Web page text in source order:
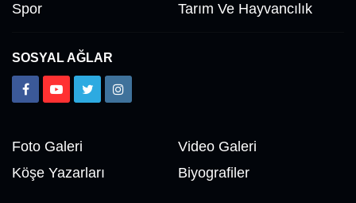
Hakkı EMİROĞLU
Nedim AYDIN
Spor
Tarım Ve Hayvancılık
SOSYAL AĞLAR
Foto Galeri
Video Galeri
Köşe Yazarları
Biyografiler